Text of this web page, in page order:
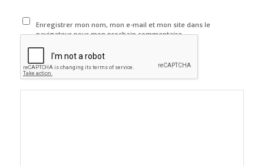
Enregistrer mon nom, mon e-mail et mon site dans le
navigateur pour mon prochain commentaire.